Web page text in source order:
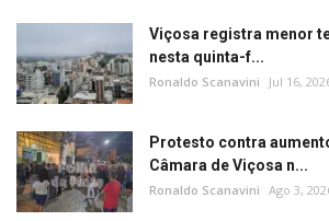
Viçosa registra menor
nesta quinta-f...
Ronaldo Scanavini Jul 16,
Protesto contra
Câmara de Viçosa n...
Ronaldo Scanavini Ago 3,